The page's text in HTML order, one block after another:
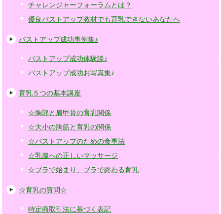
チャレンジャーフォーラムとは？
優良バストアップ教材でも育乳できないあなたへ
バストアップ成功事例集♪
バストアップ成功体験談♪
バストアップ成功お写真集♪
育乳５つの基本講座
☆胸郭と肩甲骨の育乳関係
☆大小の胸筋と育乳の関係
☆バストアップのための食事法
☆乳腺への正しいマッサージ
☆ブラで始まり、ブラで終わる育乳
☆育乳の質問☆
特定商取引法に基づく表記